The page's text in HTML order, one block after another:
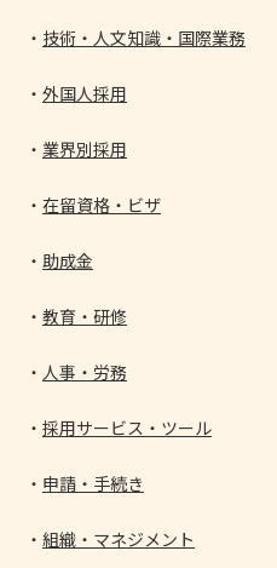
技術・人文知識・国際業務
外国人採用
業界別採用
在留資格・ビザ
助成金
教育・研修
人事・労務
採用サービス・ツール
申請・手続き
組織・マネジメント